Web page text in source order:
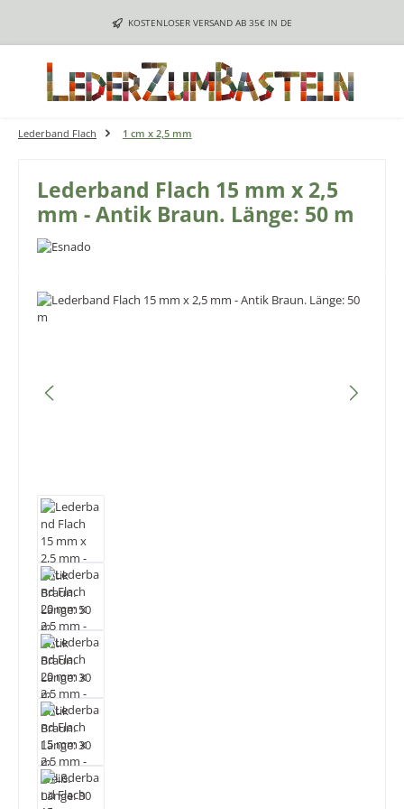
Zum Hauptinhalt springenKOSTENLOSER VERSAND AB 35€ IN DE
Lederband Flach 1 cm x 2,5 mm
Lederband Flach 15 mm x 2,5
mm - Antik Braun. Länge: 50 m
Bildergalerie überspringen